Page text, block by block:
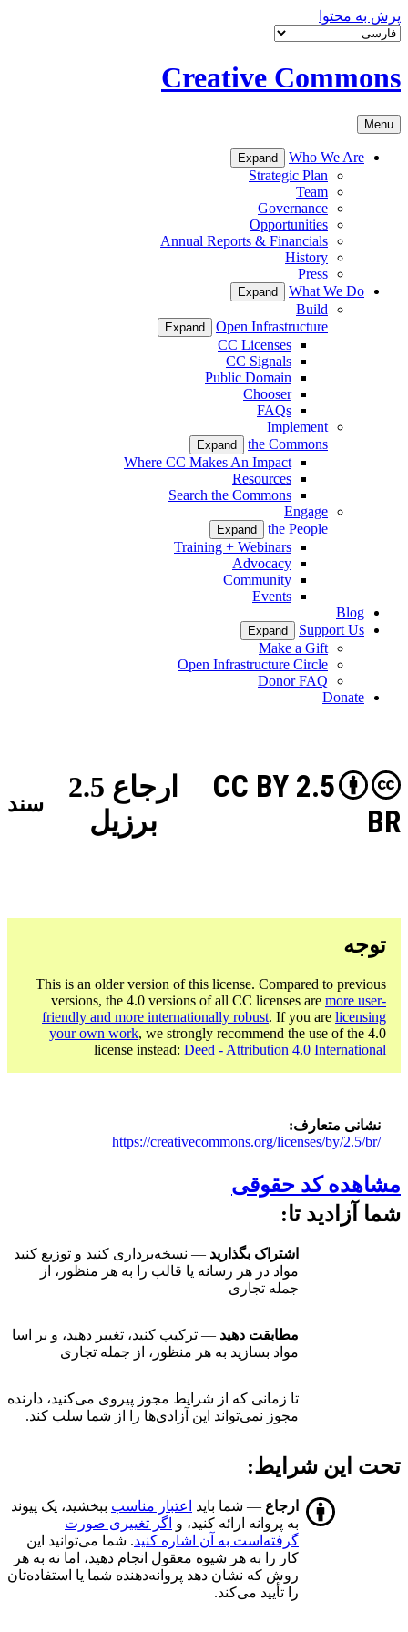
پرش به محتوا
Creative Commons
Menu
Who We Are
Expand
Strategic Plan
Team
Governance
Opportunities
Annual Reports & Financials
History
Press
What We Do
Expand
Build
Open Infrastructure
Expand
CC Licenses
CC Signals
Public Domain
Chooser
FAQs
Implement
the Commons
Expand
Where CC Makes An Impact
Resources
Search the Commons
Engage
the People
Expand
Training + Webinars
Advocacy
Community
Events
Blog
Support Us
Expand
Make a Gift
Open Infrastructure Circle
Donor FAQ
Donate
ارجاع 2.5
برزیل
CC BY 2.5
BR
سند
توجه
This is an older version of this license. Compared to previous
versions, the 4.0 versions of all CC licenses are more user-
friendly and more internationally robust. If you are licensing
your own work, we strongly recommend the use of the 4.0
license instead: Deed - Attribution 4.0 International
نشانی متعارف
https://creativecommons.org/licenses/by/2.5/br/
مشاهده کد حقوقی
شما آزادید تا:
اشتراک بگذارید — نسخه‌برداری کنید و توزیع کنید
مواد در هر رسانه یا قالب را به هر منظور، از
جمله تجاری
مطابقت دهید — ترکیب کنید، تغییر دهید، و بر اسا
مواد بسازید به هر منظور، از جمله تجاری
تا زمانی که از شرایط مجوز پیروی می‌کنید، دارنده
مجوز نمی‌تواند این آزادی‌ها را از شما سلب کند.
تحت این شرایط:
ارجاع — شما باید اعتبار مناسب ببخشید، یک پیوند
به پروانه ارائه کنید، و اگر تغییری صورت
گرفته‌است به آن اشاره کنید. شما می‌توانید این
کار را به هر شیوه معقول انجام دهید، اما نه به هر
روش که نشان دهد پروانه‌دهنده شما یا استفاده‌تان
را تأیید می‌کند.